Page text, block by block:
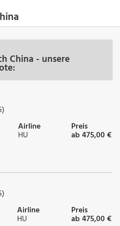
China - unsere
Airline
HU
Preis
ab 475,00 €
Airline
HU
Preis
ab 475,00 €